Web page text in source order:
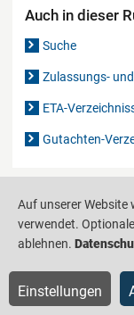
Auch in dieser
Suche
Zulassungs-
ETA-
Gutachten-
Barrierefreiheit
Auf unserer Website
verwendet.
ablehnen.
Einstellungen